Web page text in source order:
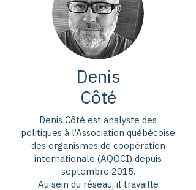
Denis
Côté
Denis Côté est analyste des
politiques à l’Association québécoise
des organismes de coopération
internationale (AQOCI) depuis
septembre 2015.
Au sein du réseau, il travaille